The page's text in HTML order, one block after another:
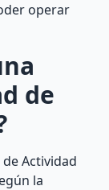
operar
de
Actividad
la